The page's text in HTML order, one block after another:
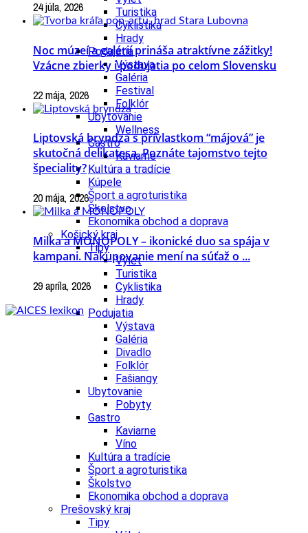
Turistika
Cyklistika
Hrady
Podujatia
Výstava
Galéria
Festival
Folklór
Ubytovanie
Wellness
Gastro
Kaviarne
Kultúra a tradície
Kúpele
Šport a agroturistika
Školstvo
Ekonomika obchod a doprava
Košický kraj
Tipy
Výlet
Turistika
Cyklistika
Hrady
Podujatia
Výstava
Galéria
Divadlo
Folklór
Fašiangy
Ubytovanie
Pobyty
Gastro
Kaviarne
Víno
Kultúra a tradície
Šport a agroturistika
Školstvo
Ekonomika obchod a doprava
Prešovský kraj
Tipy
24 júla, 2026
Noc múzeí a galérií prináša atraktívne zážitky!
Vzácne zbierky i podujatia po celom Slovensku
22 mája, 2026
Liptovská bryndza s prívlastkom “májová” je
skutočná delikatesa. Poznáte tajomstvo tejto
špeciality?
20 mája, 2026
Milka a MONOPOLY – ikonické duo sa spája v
kampani. Nakupovanie mení na súťaž o ...
29 apríla, 2026